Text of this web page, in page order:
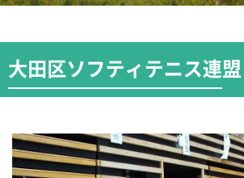
大田区ソフティテニス連盟